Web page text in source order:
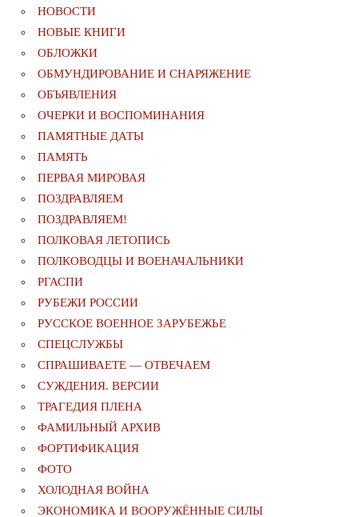
НОВОСТИ
НОВЫЕ КНИГИ
ОБЛОЖКИ
ОБМУНДИРОВАНИЕ И СНАРЯЖЕНИЕ
ОБЪЯВЛЕНИЯ
ОЧЕРКИ И ВОСПОМИНАНИЯ
ПАМЯТНЫЕ ДАТЫ
ПАМЯТЬ
ПЕРВАЯ МИРОВАЯ
ПОЗДРАВЛЯЕМ
ПОЗДРАВЛЯЕМ!
ПОЛКОВАЯ ЛЕТОПИСЬ
ПОЛКОВОДЦЫ И ВОЕНАЧАЛЬНИКИ
РГАСПИ
РУБЕЖИ РОССИИ
РУССКОЕ ВОЕННОЕ ЗАРУБЕЖЬЕ
СПЕЦСЛУЖБЫ
СПРАШИВАЕТЕ — ОТВЕЧАЕМ
СУЖДЕНИЯ. ВЕРСИИ
ТРАГЕДИЯ ПЛЕНА
ФАМИЛЬНЫЙ АРХИВ
ФОРТИФИКАЦИЯ
ФОТО
ХОЛОДНАЯ ВОЙНА
ЭКОНОМИКА И ВООРУЖЁННЫЕ СИЛЫ